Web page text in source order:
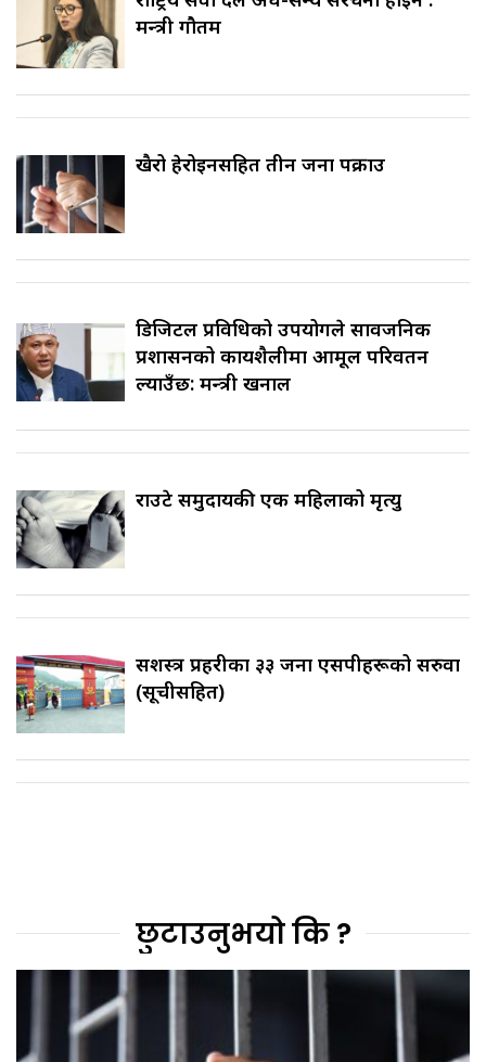
मन्त्री गौतम
खैरो हेरोइनसहित तीन जना पक्राउ
डिजिटल प्रविधिको उपयोगले सार्वजनिक
प्रशासनको कार्यशैलीमा आमूल परिवर्तन
ल्याउँछ: मन्त्री खनाल
राउटे समुदायकी एक महिलाको मृत्यु
सशस्त्र प्रहरीका ३३ जना एसपीहरूको सरुवा
(सूचीसहित)
छुटाउनुभयो कि ?